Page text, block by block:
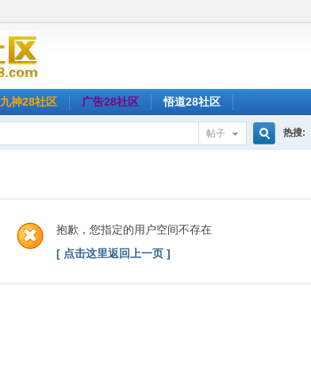
九神28社区 广告28社区 悟道28社区
帖子 热搜:
抱歉，您指定的用户空间不存在
[ 点击这里返回上一页 ]